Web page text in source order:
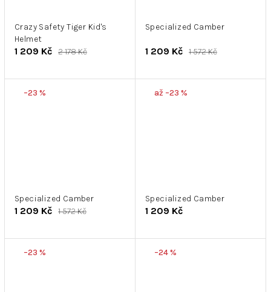
Crazy Safety Tiger Kid's
Helmet
1 209 Kč 2 178 Kč
Specialized Camber
1 209 Kč 1 572 Kč
–23 %
Specialized Camber
1 209 Kč 1 572 Kč
až –23 %
Specialized Camber
1 209 Kč
–23 % –24 %